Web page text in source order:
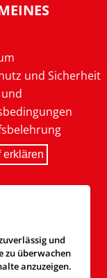
und Sicherheit
erklären
und
zu überwachen
anzuzeigen.